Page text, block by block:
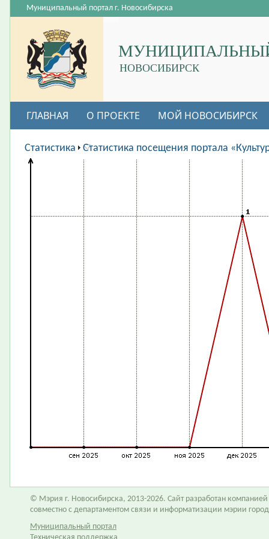
НОВОСИБИРСК
Муниципальный портал г. Новосибирска
ГЛАВНАЯ О ПРОЕКТЕ МОЙ НОВОСИБИРСК
ВАКАНСИИ
Статистика Статистика посещения портала
© Мэрия г. Новосибирска, 2013-2026. Сайт разработан компанией
совместно с департаментом связи и информатизации мэрии
Муниципальный портал